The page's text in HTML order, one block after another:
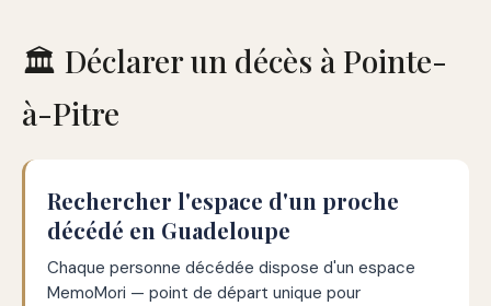
🏛️ Déclarer un décès à Pointe-
à-Pitre
Rechercher l'espace d'un proche
décédé en Guadeloupe
Chaque personne décédée dispose d'un espace
MemoMori — point de départ unique pour